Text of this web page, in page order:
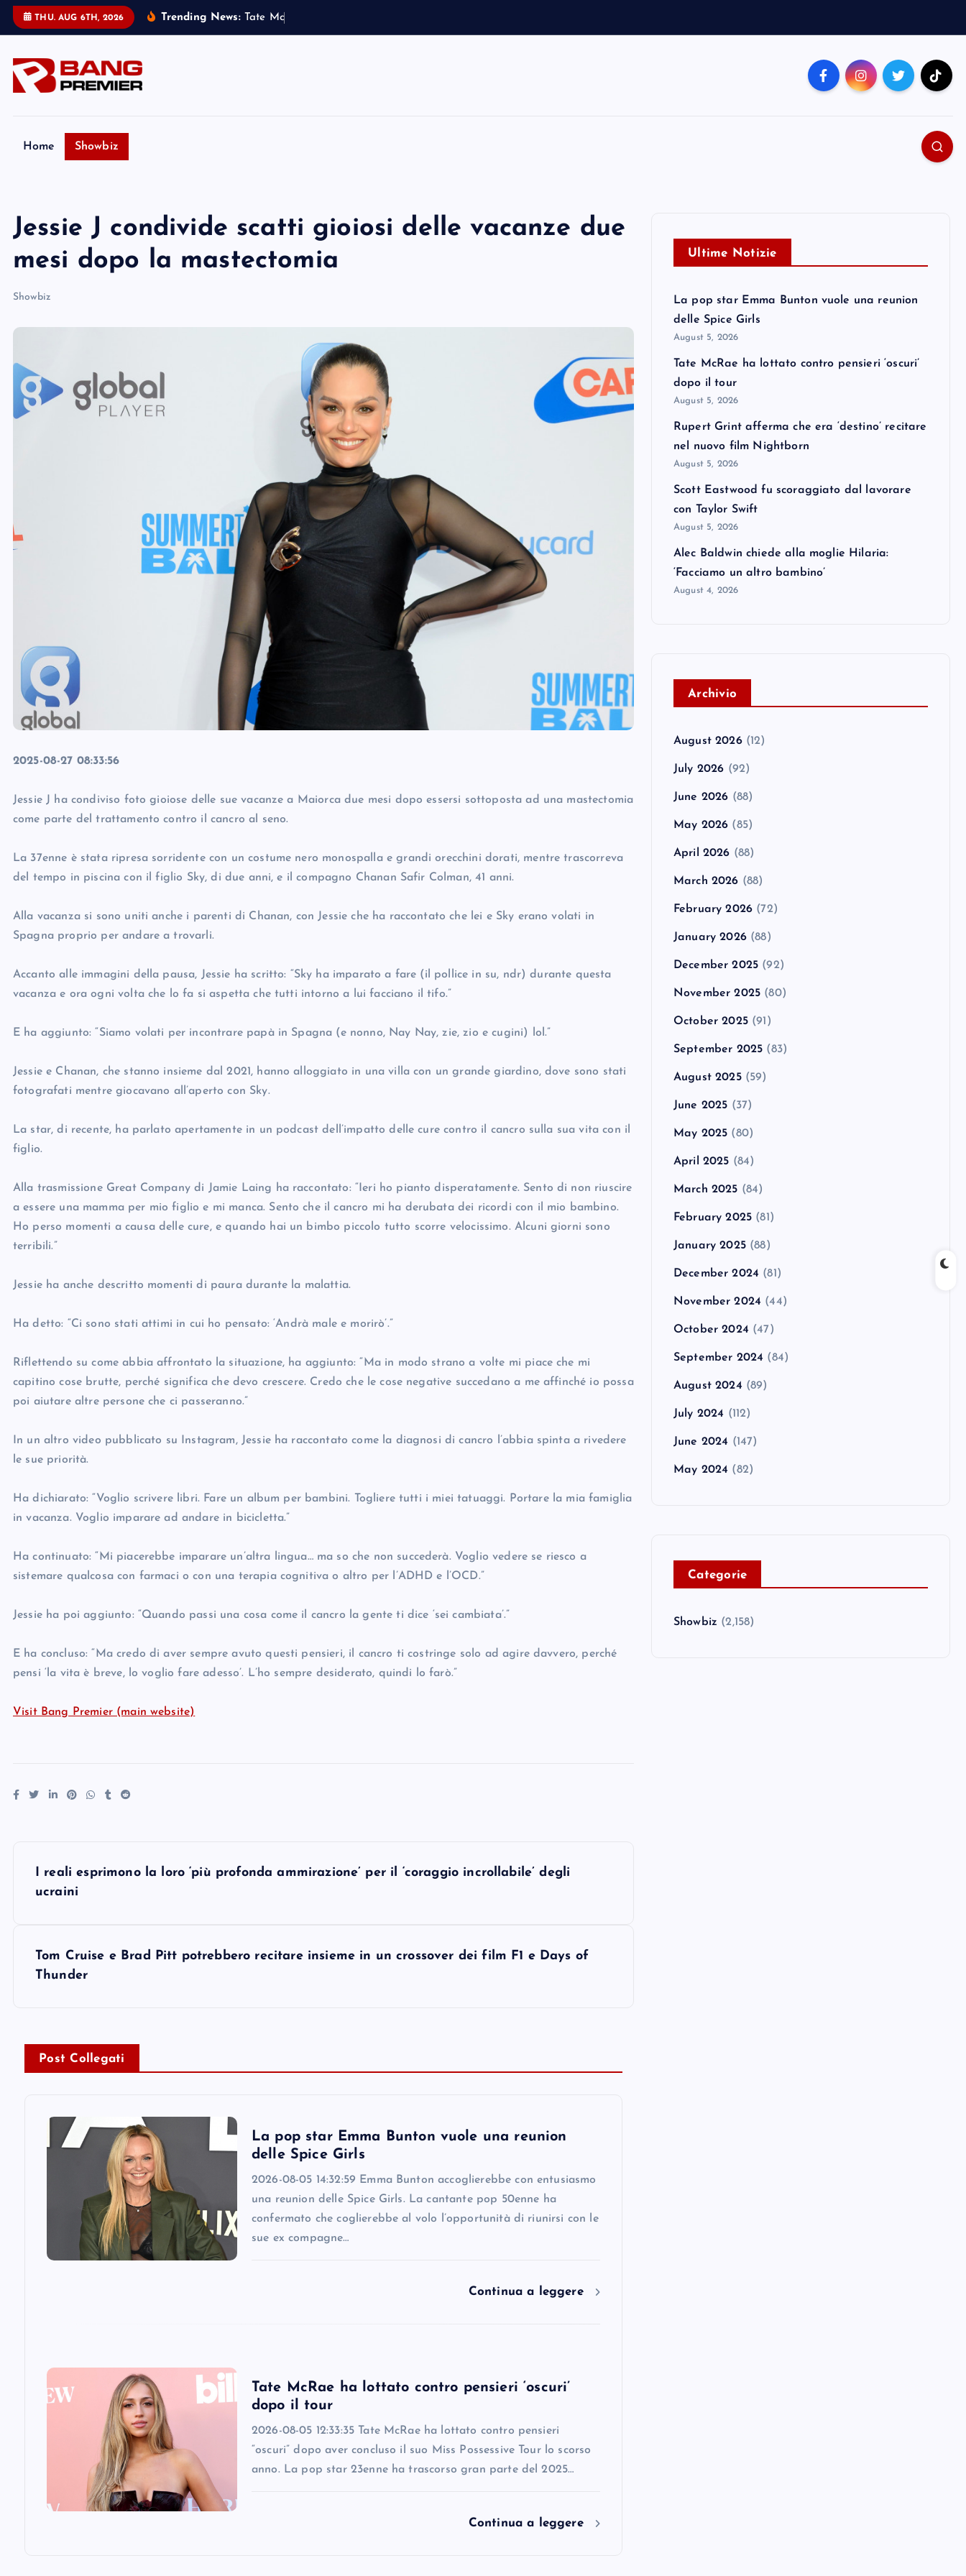
THU. AUG 6TH, 2026 Trending News: Tate Mc
Home Showbiz
Jessie J condivide scatti gioiosi delle vacanze due
mesi dopo la mastectomia
Showbiz
2025-08-27 08:33:56
Jessie J ha condiviso foto gioiose delle sue vacanze a Maiorca due mesi dopo essersi sottoposta ad una mastectomia
come parte del trattamento contro il cancro al seno.
La 37enne è stata ripresa sorridente con un costume nero monospalla e grandi orecchini dorati, mentre trascorreva
del tempo in piscina con il figlio Sky, di due anni, e il compagno Chanan Safir Colman, 41 anni.
Alla vacanza si sono uniti anche i parenti di Chanan, con Jessie che ha raccontato che lei e Sky erano volati in
Spagna proprio per andare a trovarli.
Accanto alle immagini della pausa, Jessie ha scritto: “Sky ha imparato a fare (il pollice in su, ndr) durante questa
vacanza e ora ogni volta che lo fa si aspetta che tutti intorno a lui facciano il tifo.”
E ha aggiunto: “Siamo volati per incontrare papà in Spagna (e nonno, Nay Nay, zie, zio e cugini) lol.”
Jessie e Chanan, che stanno insieme dal 2021, hanno alloggiato in una villa con un grande giardino, dove sono stati
fotografati mentre giocavano all’aperto con Sky.
La star, di recente, ha parlato apertamente in un podcast dell’impatto delle cure contro il cancro sulla sua vita con il
figlio.
Alla trasmissione Great Company di Jamie Laing ha raccontato: “Ieri ho pianto disperatamente. Sento di non riuscire
a essere una mamma per mio figlio e mi manca. Sento che il cancro mi ha derubata dei ricordi con il mio bambino.
Ho perso momenti a causa delle cure, e quando hai un bimbo piccolo tutto scorre velocissimo. Alcuni giorni sono
terribili.”
Jessie ha anche descritto momenti di paura durante la malattia.
Ha detto: “Ci sono stati attimi in cui ho pensato: ‘Andrà male e morirò’.”
Riflettendo su come abbia affrontato la situazione, ha aggiunto: “Ma in modo strano a volte mi piace che mi
capitino cose brutte, perché significa che devo crescere. Credo che le cose negative succedano a me affinché io possa
poi aiutare altre persone che ci passeranno.”
In un altro video pubblicato su Instagram, Jessie ha raccontato come la diagnosi di cancro l’abbia spinta a rivedere
le sue priorità.
Ha dichiarato: “Voglio scrivere libri. Fare un album per bambini. Togliere tutti i miei tatuaggi. Portare la mia famiglia
in vacanza. Voglio imparare ad andare in bicicletta.”
Ha continuato: “Mi piacerebbe imparare un’altra lingua… ma so che non succederà. Voglio vedere se riesco a
sistemare qualcosa con farmaci o con una terapia cognitiva o altro per l’ADHD e l’OCD.”
Jessie ha poi aggiunto: “Quando passi una cosa come il cancro la gente ti dice ‘sei cambiata’.”
E ha concluso: “Ma credo di aver sempre avuto questi pensieri, il cancro ti costringe solo ad agire davvero, perché
pensi ‘la vita è breve, lo voglio fare adesso’. L’ho sempre desiderato, quindi lo farò.”
Visit Bang Premier (main website)
I reali esprimono la loro ‘più profonda ammirazione’ per il ‘coraggio incrollabile’ degli
ucraini
Tom Cruise e Brad Pitt potrebbero recitare insieme in un crossover dei film F1 e Days of
Thunder
Post Collegati
La pop star Emma Bunton vuole una reunion
delle Spice Girls
2026-08-05 14:32:59 Emma Bunton accoglierebbe con entusiasmo
una reunion delle Spice Girls. La cantante pop 50enne ha
confermato che coglierebbe al volo l’opportunità di riunirsi con le
sue ex compagne…
Continua a leggere
Tate McRae ha lottato contro pensieri ‘oscuri’
dopo il tour
2026-08-05 12:33:35 Tate McRae ha lottato contro pensieri
“oscuri” dopo aver concluso il suo Miss Possessive Tour lo scorso
anno. La pop star 23enne ha trascorso gran parte del 2025…
Continua a leggere
Ultime Notizie
La pop star Emma Bunton vuole una reunion
delle Spice Girls
August 5, 2026
Tate McRae ha lottato contro pensieri ‘oscuri’
dopo il tour
August 5, 2026
Rupert Grint afferma che era ‘destino’ recitare
nel nuovo film Nightborn
August 5, 2026
Scott Eastwood fu scoraggiato dal lavorare
con Taylor Swift
August 5, 2026
Alec Baldwin chiede alla moglie Hilaria:
‘Facciamo un altro bambino’
August 4, 2026
Archivio
August 2026(12)
July 2026 (92)
June 2026 (88)
May 2026 (85)
April 2026 (88)
March 2026 (88)
February 2026 (72)
January 2026(88)
December 2025 (92)
November 2025 (80)
October 2025(91)
September 2025 (83)
August 2025(59)
June 2025 (37)
May 2025 (80)
April 2025 (84)
March 2025 (84)
February 2025 (81)
January 2025(88)
December 2024 (81)
November 2024 (44)
October 2024 (47)
September 2024 (84)
August 2024 (89)
July 2024 (112)
June 2024 (147)
May 2024 (82)
Categorie
Showbiz (2,158)